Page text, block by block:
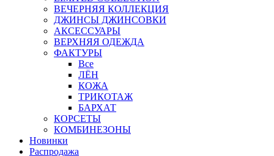
ВЕЧЕРНЯЯ КОЛЛЕКЦИЯ
ДЖИНСЫ ДЖИНСОВКИ
АКСЕССУАРЫ
ВЕРХНЯЯ ОДЕЖДА
ФАКТУРЫ
Все
ЛЁН
КОЖА
ТРИКОТАЖ
БАРХАТ
КОРСЕТЫ
КОМБИНЕЗОНЫ
Новинки
Распродажа